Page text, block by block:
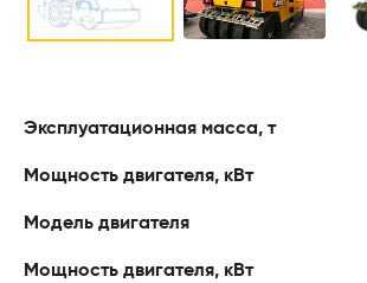
Эксплуатационная масса, т
Мощность двигателя, кВт
Модель двигателя
Мощность двигателя, кВт